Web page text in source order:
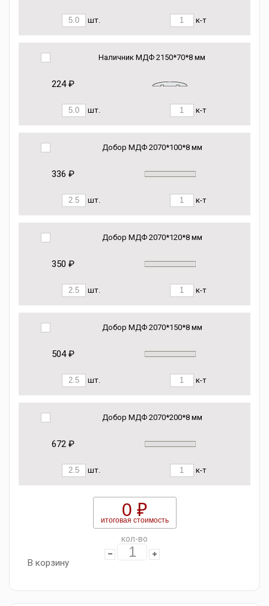
шт. к-т
Наличник МДФ 2150*70*8 мм
224 ₽
шт. к-т
Добор МДФ 2070*100*8 мм
336 ₽
шт. к-т
Добор МДФ 2070*120*8 мм
350 ₽
шт. к-т
Добор МДФ 2070*150*8 мм
504 ₽
шт. к-т
Добор МДФ 2070*200*8 мм
672 ₽
шт. к-т
0 ₽
итоговая стоимость
кол-во
В корзину